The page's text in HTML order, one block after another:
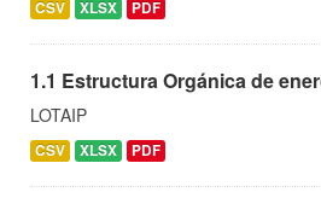
CSV XLSX PDF
1.1 Estructura Orgánica de
LOTAIP
CSV XLSX PDF